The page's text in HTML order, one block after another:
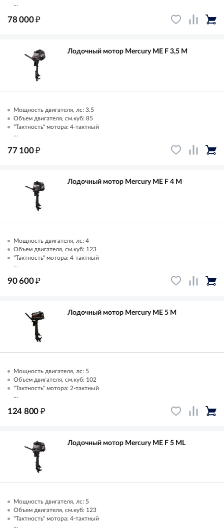
...
78 000₽
Лодочный мотор Mercury ME F 3,5 M
Мощность двигателя, лс: 3.5
Объем двигателя, см.куб: 85
"Тактность" мотора: 4-тактный
...
77 100₽
Лодочный мотор Mercury ME F 4 M
Мощность двигателя, лс: 4
Объем двигателя, см.куб: 123
"Тактность" мотора: 4-тактный
...
90 600₽
Лодочный мотор Mercury ME 5 M
Мощность двигателя, лс: 5
Объем двигателя, см.куб: 102
"Тактность" мотора: 2-тактный
...
124 800 ₽
Лодочный мотор Mercury ME F 5 ML
Мощность двигателя, лс: 5
Объем двигателя, см.куб: 123
"Тактность" мотора: 4-тактный
...